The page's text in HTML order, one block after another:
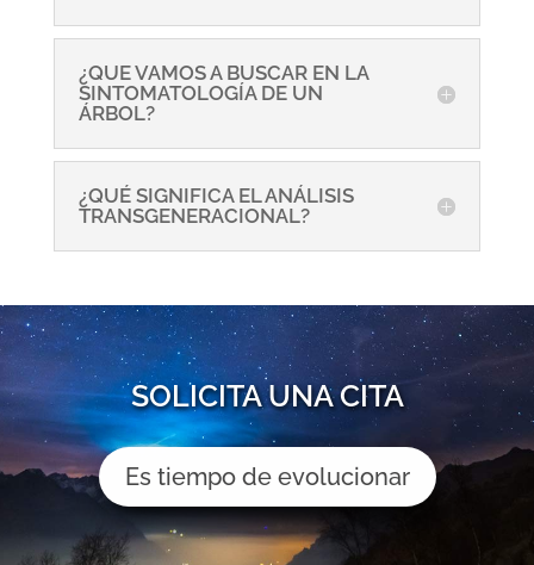
¿QUE VAMOS A BUSCAR EN LA
SINTOMATOLOGÍA DE UN
ÁRBOL?
¿QUÉ SIGNIFICA EL ANÁLISIS
TRANSGENERACIONAL?
SOLICITA UNA CITA
Es tiempo de evolucionar